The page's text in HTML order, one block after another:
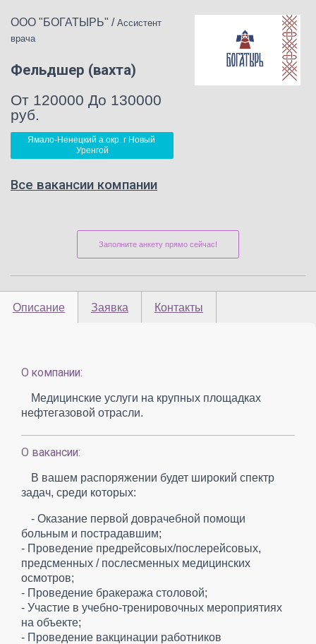
ООО "БОГАТЫРЬ" / Ассистент
врача
Фельдшер (вахта)
От 120000 До 130000
руб.
Ямало-Ненецкий а.окр. г Новый
Уренгой
Все вакансии компании
Заполните анкету прямо сейчас!
Описание Заявка Контакты
О компании:
Медицинские услуги на крупных площадках
нефтегазовой отрасли.
О вакансии:
В вашем распоряжении будет широкий спектр
задач, среди которых:
- Оказание первой доврачебной помощи
больным и пострадавшим;
- Проведение предрейсовых/послерейсовых,
предсменных / послесменных медицинских
осмотров;
- Проведение бракеража столовой;
- Участие в учебно-тренировочных мероприятиях
на объекте;
- Проведение вакцинации работников